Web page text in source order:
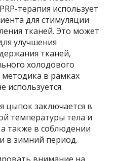
терапия использует
для стимуляции
тканей. Это может
улучшения
тканей,
холодового
в рамках
используется.
цыпок заключается в
температуры тела и
также в соблюдении
в зимний период.